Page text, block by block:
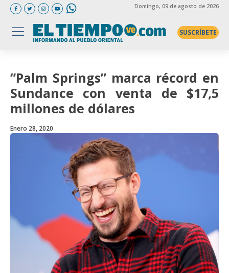
Domingo, 09 de agosto de 2026
SUSCRÍBETE
“Palm Springs” marca récord en
Sundance con venta de $17,5
millones de dólares
Enero 28, 2020